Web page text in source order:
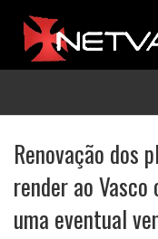
Renovação dos
render ao
uma eventual